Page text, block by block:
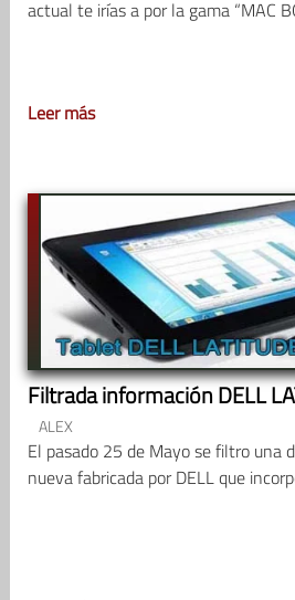
actual te irías a por la gama “MAC
Leer más
Filtrada información DELL
ALEX
El pasado 25 de Mayo se filtro una
nueva fabricada por DELL que